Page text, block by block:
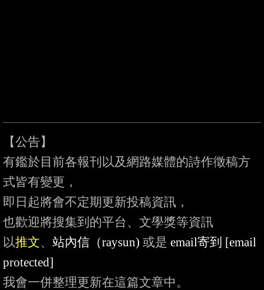
【公告】
有鑑於目前各報刊以及網路媒體的詩作徵稿方
式皆有變更，
即日起將會不定期更新投稿資訊，
也歡迎將搜集到的平台、文學獎等資訊
以推文、 站內信（raysun) 或是 email寄到 [email
protected]
我會一併整理更新在這篇文章中。